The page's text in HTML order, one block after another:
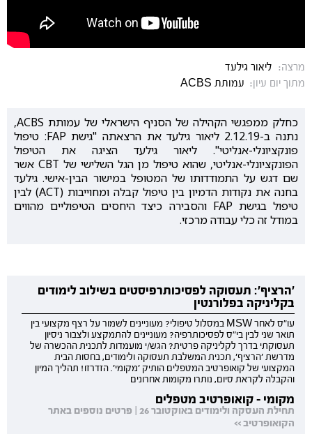
מרצה: ליאור גילעד
מתוך יום עיון: עמותת ACBS
כחלק ממפגשי הקהילה של הסניף הישראלי של עמותת ACBS,
נתנה ב-2.12.19 ליאור גילעד את הרצאתה "גישת FAP: טיפול
פונקציונלי-אנליטי". ליאור גילעד הציגה את הטיפול
הפונקציונלי-אנליטי, שהוא טיפול מן הגל השלישי של CBT אשר
שם דגש על התמודדותו של המטופל במישור הבין-אישי. גילעד
בחנה את נקודות הדמיון בין טיפול קבלה ומחוייבות (ACT) לבין
טיפול בגישת FAP והסבירה כיצד היחסים הטיפוליים מהווים
במודל זה כלי עבודה מרכזי.
'הרציף': תעסוקה לפסיכותרפיסטים בשילוב לימודים
בקליניקה בפלורנטין
עו"ס לאחר MSW במסלול טיפולי? מעוניינים לשמור על רצף מקצועי בין
תואר שני לבין בי"ס לפסיכותרפיה? מעוניינים להתמקצע ולצבור ניסיון
תעסוקתי בדרך לקליניקה פרטית? הגש/י מועמדות לתכנית ההכשרה של
מדרשת 'הרציף', תכנית המשלבת תעסוקה ולימודים, בחסות הבית
המקצועי של קואופרטיב המטפלים הותיק 'מקומי'. הזדרזו! תהליך המיון
והקבלה לקראת סיום, נותרו מקומות אחרונים
מקומי - קואופרטיב מטפלים
תחילת העסקה ולימודים באוקטובר 26 | פרטים נוספים באתר
הקואופרטיב >>